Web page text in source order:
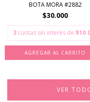
BOTA MORA #2882
$30.000
3 cuotas sin interés de
AGREGAR AL CARRITO
VER